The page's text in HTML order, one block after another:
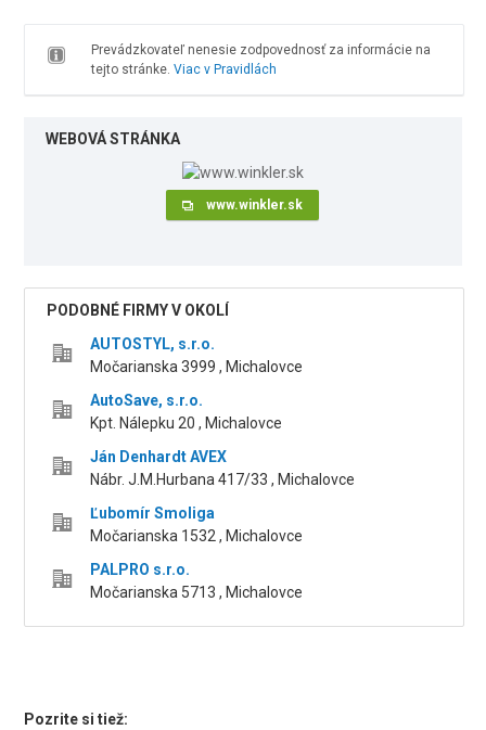
Prevádzkovateľ nenesie zodpovednosť za informácie na
tejto stránke. Viac v Pravidlách
WEBOVÁ STRÁNKA
www.winkler.sk
PODOBNÉ FIRMY V OKOLÍ
AUTOSTYL, s.r.o.
Močarianska 3999 , Michalovce
AutoSave, s.r.o.
Kpt. Nálepku 20 , Michalovce
Ján Denhardt AVEX
Nábr. J.M.Hurbana 417/33 , Michalovce
Ľubomír Smoliga
Močarianska 1532 , Michalovce
PALPRO s.r.o.
Močarianska 5713 , Michalovce
Pozrite si tiež: